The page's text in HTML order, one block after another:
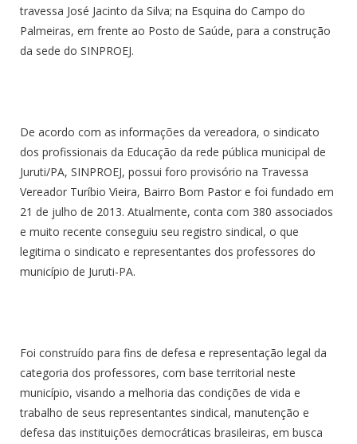
travessa José Jacinto da Silva; na Esquina do Campo do
Palmeiras, em frente ao Posto de Saúde, para a construção
da sede do SINPROEJ.
De acordo com as informações da vereadora, o sindicato
dos profissionais da Educação da rede pública municipal de
Juruti/PA, SINPROEJ, possui foro provisório na Travessa
Vereador Turíbio Vieira, Bairro Bom Pastor e foi fundado em
21 de julho de 2013. Atualmente, conta com 380 associados
e muito recente conseguiu seu registro sindical, o que
legitima o sindicato e representantes dos professores do
município de Juruti-PA.
Foi construído para fins de defesa e representação legal da
categoria dos professores, com base territorial neste
município, visando a melhoria das condições de vida e
trabalho de seus representantes sindical, manutenção e
defesa das instituições democráticas brasileiras, em busca